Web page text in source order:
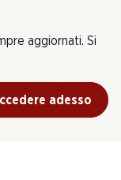
aggiornati. Si
adesso